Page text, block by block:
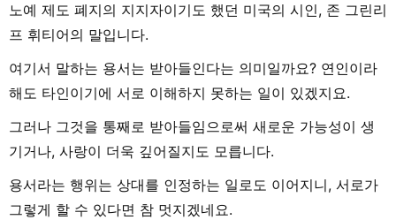
노예 제도 폐지의 지지자이기도 했던 미국의 시인, 존 그린리
프 휘티어의 말입니다.
여기서 말하는 용서는 받아들인다는 의미일까요? 연인이라
해도 타인이기에 서로 이해하지 못하는 일이 있겠지요.
그러나 그것을 통째로 받아들임으로써 새로운 가능성이 생
기거나, 사랑이 더욱 깊어질지도 모릅니다.
용서라는 행위는 상대를 인정하는 일로도 이어지니, 서로가
그렇게 할 수 있다면 참 멋지겠네요.